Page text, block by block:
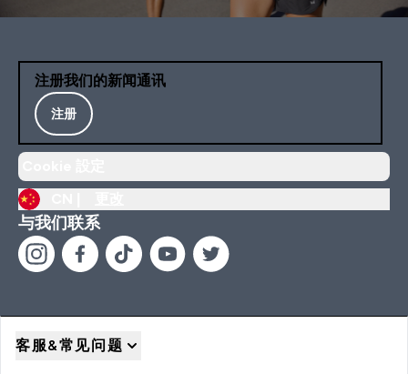
注册我们的新闻通讯
注册
与我们联系
客服&常见问题